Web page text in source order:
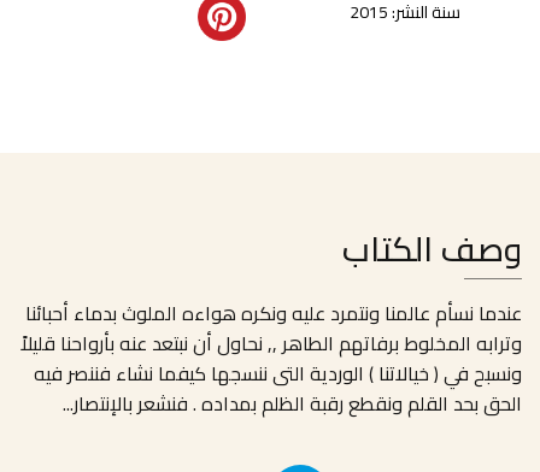
سنة النشر: 2015
وصف الكتاب
عندما نسأم عالمنا ونتمرد عليه ونكره هواءه الملوث بدماء أحبائنا
وترابه المخلوط برفاتهم الطاهر ,, نحاول أن نبتعد عنه بأرواحنا قليلاً
ونسبح في ( خيالاتنا ) الوردية التى ننسجها كيفما نشاء فننصر فيه
الحق بحد القلم ونقطع رقبة الظلم بمداده . فنشعر بالإنتصار...